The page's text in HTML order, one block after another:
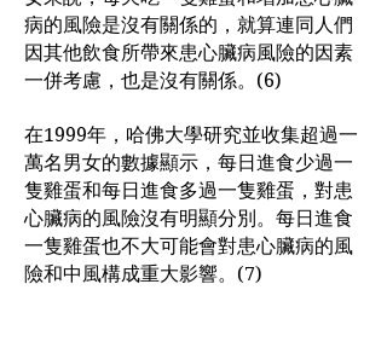
病的風險是沒有關係的，就算連同人們
因其他飲食所帶來患心臟病風險的因素
一併考慮，也是沒有關係。(6)
在1999年，哈佛大學研究並收集超過一
萬名男女的數據顯示，每日進食少過一
隻雞蛋和每日進食多過一隻雞蛋，對患
心臟病的風險沒有明顯分別。每日進食
一隻雞蛋也不大可能會對患心臟病的風
險和中風構成重大影響。(7)